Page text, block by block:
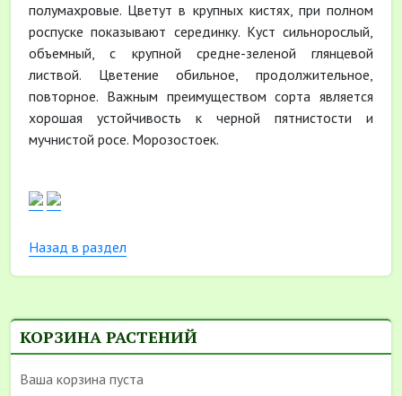
полумахровые. Цветут в крупных кистях, при полном
роспуске показывают серединку. Куст сильнорослый,
объемный, с крупной средне-зеленой глянцевой
листвой. Цветение обильное, продолжительное,
повторное. Важным преимуществом сорта является
хорошая устойчивость к черной пятнистости и
мучнистой росе. Морозостоек.
Назад в раздел
КОРЗИНА РАСТЕНИЙ
Ваша корзина пуста